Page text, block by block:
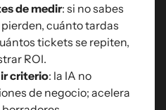
de medir: si no sabes
cuánto tardas
tickets se repiten,
ROI.
criterio: la IA no
de negocio; acelera